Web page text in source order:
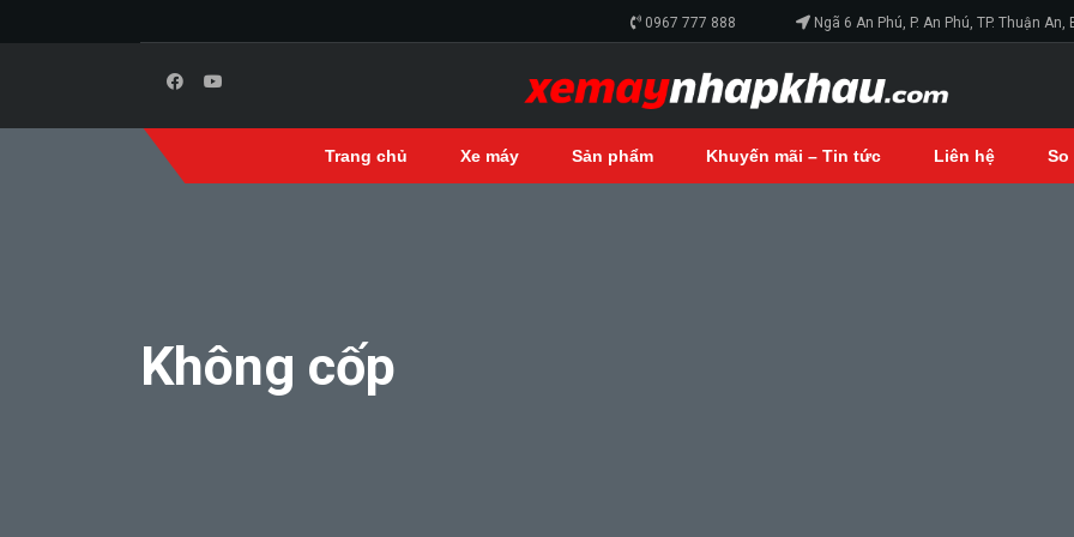
Ngã 6 An Phú, P. An Phú, TP. Thuận An,
0967 777 888
Trang chủ Xe máy Sản phẩm Khuyến mãi – Tin tức Liên hệ So
Không cốp